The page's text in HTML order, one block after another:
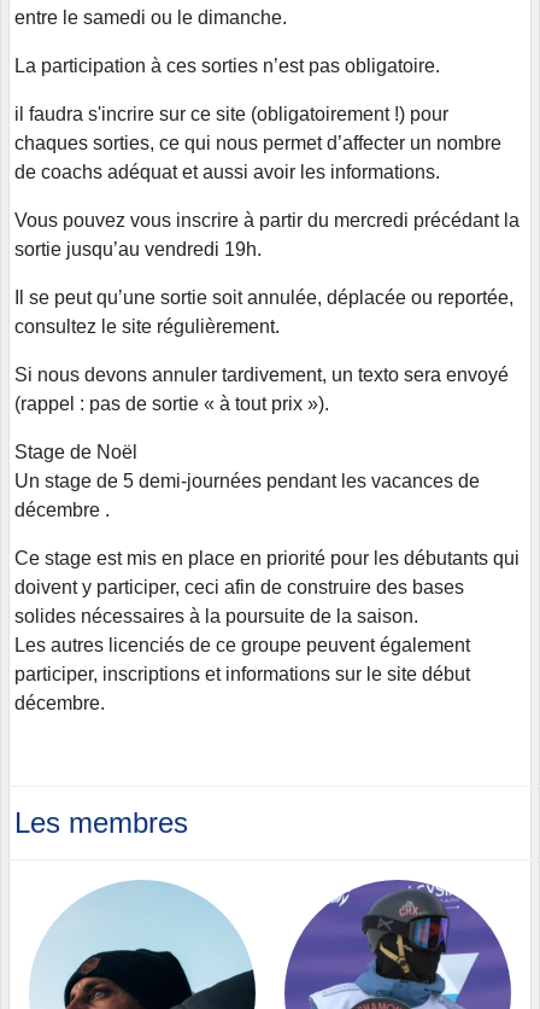
entre le samedi ou le dimanche.
La participation à ces sorties n’est pas obligatoire.
il faudra s'incrire sur ce site (obligatoirement !) pour
chaques sorties, ce qui nous permet d’affecter un nombre
de coachs adéquat et aussi avoir les informations.
Vous pouvez vous inscrire à partir du mercredi précédant la
sortie jusqu’au vendredi 19h.
Il se peut qu’une sortie soit annulée, déplacée ou reportée,
consultez le site régulièrement.
Si nous devons annuler tardivement, un texto sera envoyé
(rappel : pas de sortie « à tout prix »).
Stage de Noël
Un stage de 5 demi-journées pendant les vacances de
décembre .
Ce stage est mis en place en priorité pour les débutants qui
doivent y participer, ceci afin de construire des bases
solides nécessaires à la poursuite de la saison.
Les autres licenciés de ce groupe peuvent également
participer, inscriptions et informations sur le site début
décembre.
Les membres